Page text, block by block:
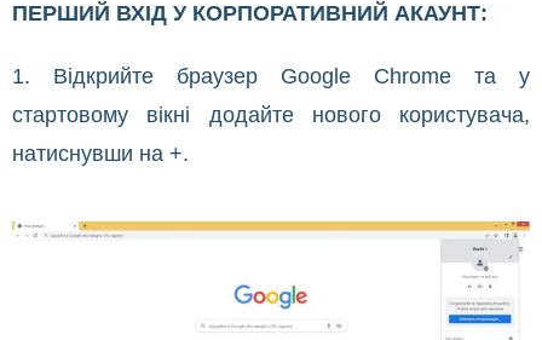
ПЕРШИЙ ВХІД У КОРПОРАТИВНИЙ АКАУНТ:
1. Відкрийте браузер Google Chrome та у
стартовому вікні додайте нового користувача,
натиснувши на +.